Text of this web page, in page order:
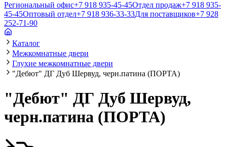
Региональный офис+7 918 935-45-45Отдел продаж+7 918 935-
45-45Оптовый отдел+7 918 936-33-33Для поставщиков+7 928
252-71-90
Каталог
Межкомнатные двери
Глухие межкомнатные двери
"Дебют" ДГ Дуб Шервуд, черн.патина (ПОРТА)
"Дебют" ДГ Дуб Шервуд,
черн.патина (ПОРТА)